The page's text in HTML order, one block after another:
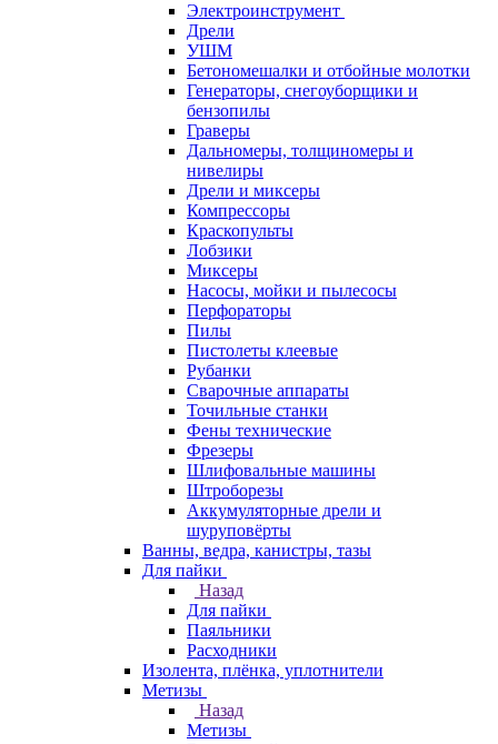
Электроинструмент
Дрели
УШМ
Бетономешалки и отбойные молотки
Генераторы, снегоуборщики и
бензопилы
Граверы
Дальномеры, толщиномеры и
нивелиры
Дрели и миксеры
Компрессоры
Краскопульты
Лобзики
Миксеры
Насосы, мойки и пылесосы
Перфораторы
Пилы
Пистолеты клеевые
Рубанки
Сварочные аппараты
Точильные станки
Фены технические
Фрезеры
Шлифовальные машины
Штроборезы
Аккумуляторные дрели и
шуруповёрты
Ванны, ведра, канистры, тазы
Для пайки
Назад
Для пайки
Паяльники
Расходники
Изолента, плёнка, уплотнители
Метизы
Назад
Метизы